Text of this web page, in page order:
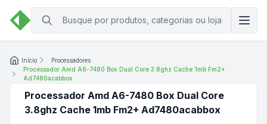
Início
Processadores
Processador Amd A6-7480 Box Dual Core 3.8ghz Cache 1mb Fm2+
Ad7480acabbox
Processador Amd A6-7480 Box Dual Core
3.8ghz Cache 1mb Fm2+ Ad7480acabbox